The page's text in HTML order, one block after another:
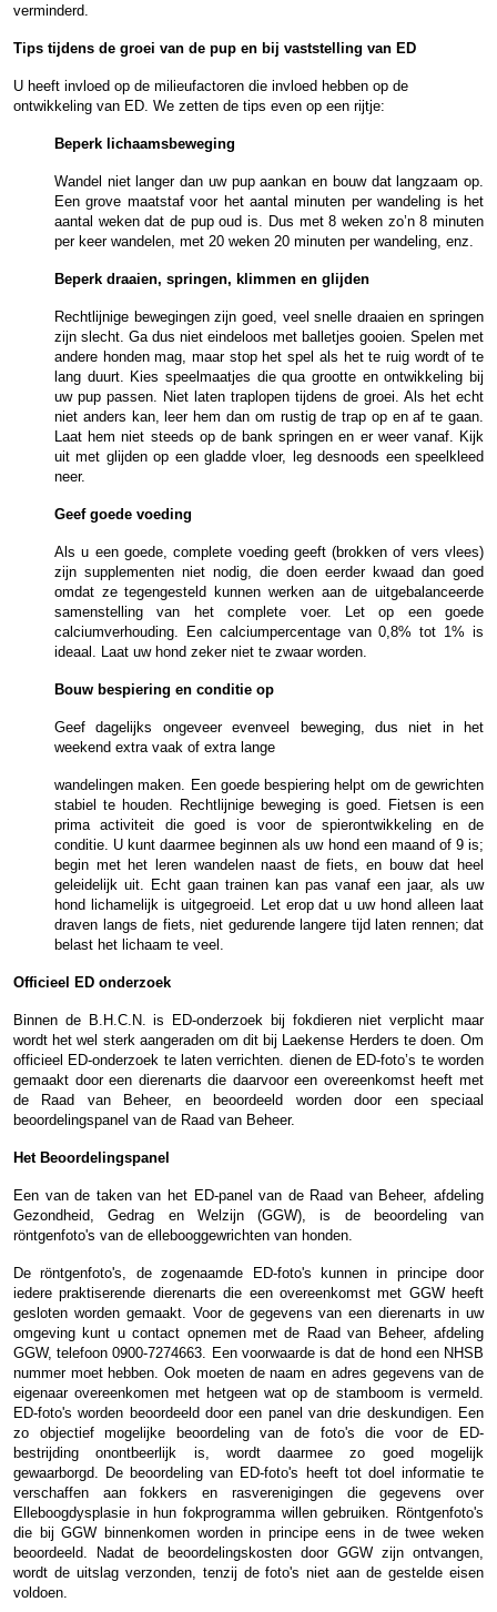
verminderd.
Tips tijdens de groei van de pup en bij vaststelling van ED
U heeft invloed op de milieufactoren die invloed hebben op de
ontwikkeling van ED. We zetten de tips even op een rijtje:
Beperk lichaamsbeweging
Wandel niet langer dan uw pup aankan en bouw dat langzaam op.
Een grove maatstaf voor het aantal minuten per wandeling is het
aantal weken dat de pup oud is. Dus met 8 weken zo’n 8 minuten
per keer wandelen, met 20 weken 20 minuten per wandeling, enz.
Beperk draaien, springen, klimmen en glijden
Rechtlijnige bewegingen zijn goed, veel snelle draaien en springen
zijn slecht. Ga dus niet eindeloos met balletjes gooien. Spelen met
andere honden mag, maar stop het spel als het te ruig wordt of te
lang duurt. Kies speelmaatjes die qua grootte en ontwikkeling bij
uw pup passen. Niet laten traplopen tijdens de groei. Als het echt
niet anders kan, leer hem dan om rustig de trap op en af te gaan.
Laat hem niet steeds op de bank springen en er weer vanaf. Kijk
uit met glijden op een gladde vloer, leg desnoods een speelkleed
neer.
Geef goede voeding
Als u een goede, complete voeding geeft (brokken of vers vlees)
zijn supplementen niet nodig, die doen eerder kwaad dan goed
omdat ze tegengesteld kunnen werken aan de uitgebalanceerde
samenstelling van het complete voer. Let op een goede
calciumverhouding. Een calciumpercentage van 0,8% tot 1% is
ideaal. Laat uw hond zeker niet te zwaar worden.
Bouw bespiering en conditie op
Geef dagelijks ongeveer evenveel beweging, dus niet in het
weekend extra vaak of extra lange
wandelingen maken. Een goede bespiering helpt om de gewrichten
stabiel te houden. Rechtlijnige beweging is goed. Fietsen is een
prima activiteit die goed is voor de spierontwikkeling en de
conditie. U kunt daarmee beginnen als uw hond een maand of 9 is;
begin met het leren wandelen naast de fiets, en bouw dat heel
geleidelijk uit. Echt gaan trainen kan pas vanaf een jaar, als uw
hond lichamelijk is uitgegroeid. Let erop dat u uw hond alleen laat
draven langs de fiets, niet gedurende langere tijd laten rennen; dat
belast het lichaam te veel.
Officieel ED onderzoek
Binnen de B.H.C.N. is ED-onderzoek bij fokdieren niet verplicht maar
wordt het wel sterk aangeraden om dit bij Laekense Herders te doen. Om
officieel ED-onderzoek te laten verrichten. dienen de ED-foto’s te worden
gemaakt door een dierenarts die daarvoor een overeenkomst heeft met
de Raad van Beheer, en beoordeeld worden door een speciaal
beoordelingspanel van de Raad van Beheer.
Het Beoordelingspanel
Een van de taken van het ED-panel van de Raad van Beheer, afdeling
Gezondheid, Gedrag en Welzijn (GGW), is de beoordeling van
röntgenfoto's van de ellebooggewrichten van honden.
De röntgenfoto's, de zogenaamde ED-foto's kunnen in principe door
iedere praktiserende dierenarts die een overeenkomst met GGW heeft
gesloten worden gemaakt. Voor de gegevens van een dierenarts in uw
omgeving kunt u contact opnemen met de Raad van Beheer, afdeling
GGW, telefoon 0900-7274663. Een voorwaarde is dat de hond een NHSB
nummer moet hebben. Ook moeten de naam en adres gegevens van de
eigenaar overeenkomen met hetgeen wat op de stamboom is vermeld.
ED-foto's worden beoordeeld door een panel van drie deskundigen. Een
zo objectief mogelijke beoordeling van de foto's die voor de ED-
bestrijding onontbeerlijk is, wordt daarmee zo goed mogelijk
gewaarborgd. De beoordeling van ED-foto's heeft tot doel informatie te
verschaffen aan fokkers en rasverenigingen die gegevens over
Elleboogdysplasie in hun fokprogramma willen gebruiken. Röntgenfoto's
die bij GGW binnenkomen worden in principe eens in de twee weken
beoordeeld. Nadat de beoordelingskosten door GGW zijn ontvangen,
wordt de uitslag verzonden, tenzij de foto's niet aan de gestelde eisen
voldoen.